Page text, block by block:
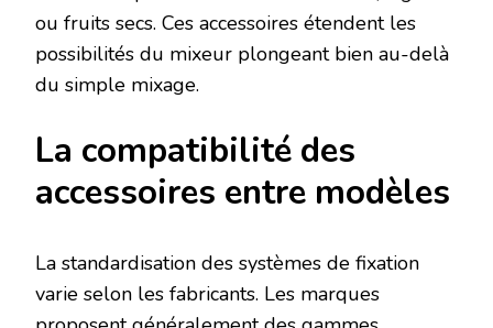
ou fruits secs. Ces accessoires étendent les
possibilités du mixeur plongeant bien au-delà
du simple mixage.
La compatibilité des
accessoires entre modèles
La standardisation des systèmes de fixation
varie selon les fabricants. Les marques